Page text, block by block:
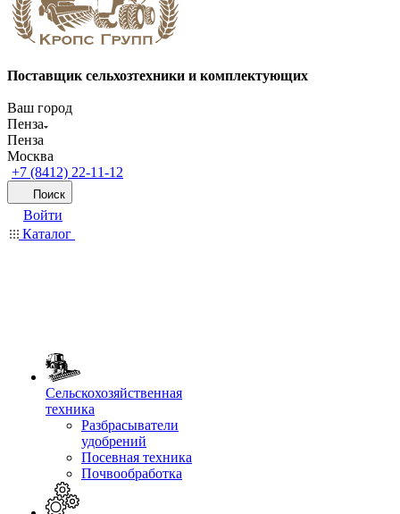
Поставщик сельхозтехники и комплектующих
Ваш город
Пенза
Пенза
Москва
+7 (8412) 22-11-12
Поиск
Войти
Каталог
Сельскохозяйственная
техника
Разбрасыватели
удобрений
Посевная техника
Почвообработка